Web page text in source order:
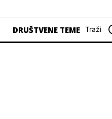
DRUŠTVENE TEME Traži